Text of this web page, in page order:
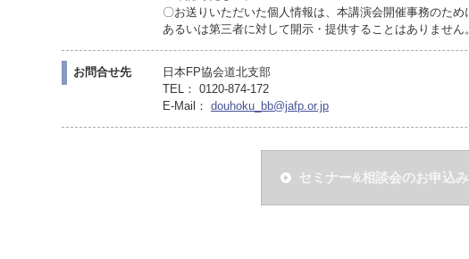
〇お送りいただいた個人情報は、本講演会開催事務のため
あるいは第三者に対して開示・提供することはありません。
お問合せ先
日本FP協会道北支部
TEL： 0120-874-172
E-Mail： douhoku_bb@jafp.or.jp
セミナー&相談会のお申込み